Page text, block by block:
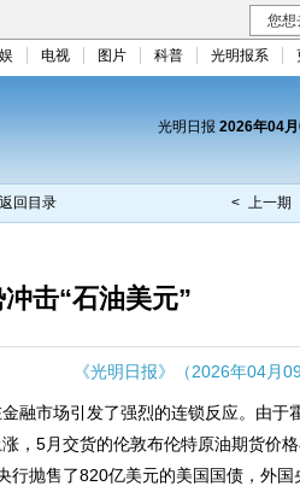
您想
电视 图片 科普 光明报系
光明日报 2026年04
返回目录 < 上一期
击“石油美元”
《光明日报》（2026年04月
市场引发了强烈的连锁反应。由于
，5月交货的伦敦布伦特原油期货价
行抛售了820亿美元的美国国债，外国